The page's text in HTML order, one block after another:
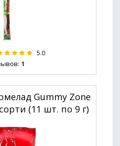
5.0
1
Gummy Zone
(11 шт. по 9 г)